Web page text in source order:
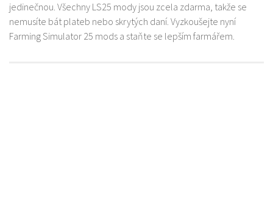
jedinečnou. Všechny LS25 mody jsou zcela zdarma, takže se
nemusíte bát plateb nebo skrytých daní. Vyzkoušejte nyní
Farming Simulator 25 mods a staňte se lepším farmářem.